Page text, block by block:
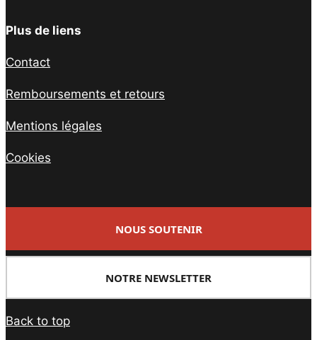
Plus de liens
Contact
Remboursements et retours
Mentions légales
Cookies
NOUS SOUTENIR
NOTRE NEWSLETTER
Back to top